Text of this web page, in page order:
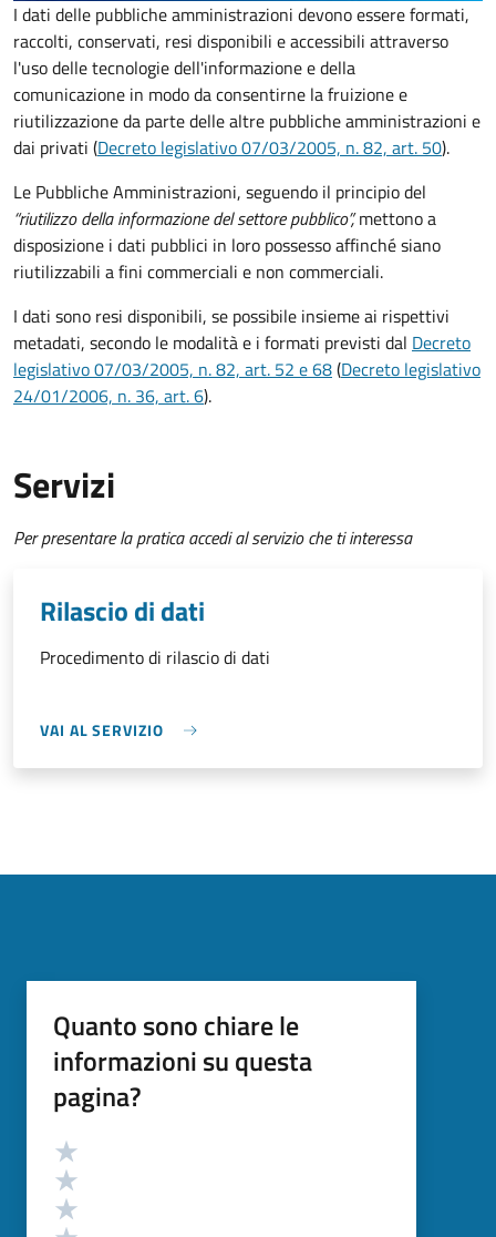
I dati delle pubbliche amministrazioni devono essere formati,
raccolti, conservati, resi disponibili e accessibili attraverso
l'uso delle tecnologie dell'informazione e della
comunicazione in modo da consentirne la fruizione e
riutilizzazione da parte delle altre pubbliche amministrazioni e
dai privati (Decreto legislativo 07/03/2005, n. 82, art. 50).
Le Pubbliche Amministrazioni, seguendo il principio del
“riutilizzo della informazione del settore pubblico”,mettono a
disposizione i dati pubblici in loro possesso affinché siano
riutilizzabili a fini commerciali e non commerciali.
I dati sono resi disponibili, se possibile insieme ai rispettivi
metadati, secondo le modalità e i formati previsti dal Decreto
legislativo 07/03/2005, n. 82, art. 52 e 68(Decreto legislativo
24/01/2006, n. 36, art. 6).
Servizi
Per presentare la pratica accedi al servizio che ti interessa
Rilascio di dati
Procedimento di rilascio di dati
VAI AL SERVIZIO
Quanto sono chiare le
informazioni su questa
pagina?
Valutazione